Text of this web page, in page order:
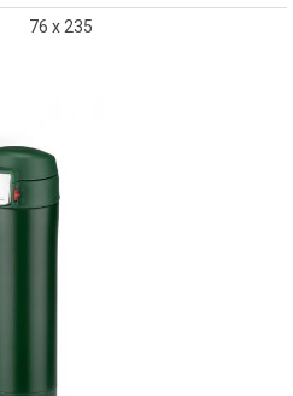
76 x 235